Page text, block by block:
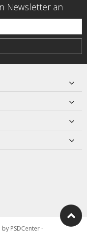
Newsletter an
by PSDCenter-